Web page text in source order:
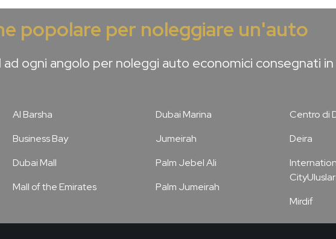
popolare per noleggiare un'auto
ad ogni angolo per noleggi auto economici consegnati
Al Barsha
Business Bay
Dubai Mall
Mall of the Emirates
Dubai Marina
Jumeirah
Palm Jebel Ali
Palm Jumeirah
Centro di
Deira
Mirdif